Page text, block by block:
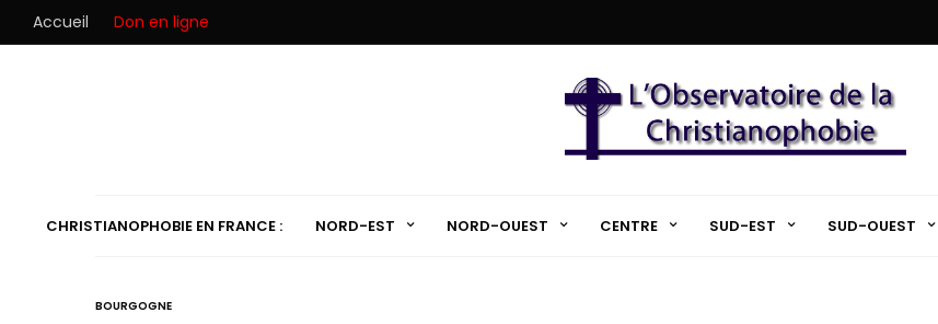
Accueil Don en ligne
CHRISTIANOPHOBIE EN FRANCE : NORD-EST NORD-OUEST CENTRE SUD-EST SUD-OUEST
BOURGOGNE